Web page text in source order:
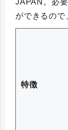
ができるので
特徴